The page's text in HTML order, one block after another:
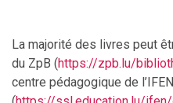
La majorité des livres peut
du ZpB (https://zpb.lu/
centre pédagogique de l’IFEN